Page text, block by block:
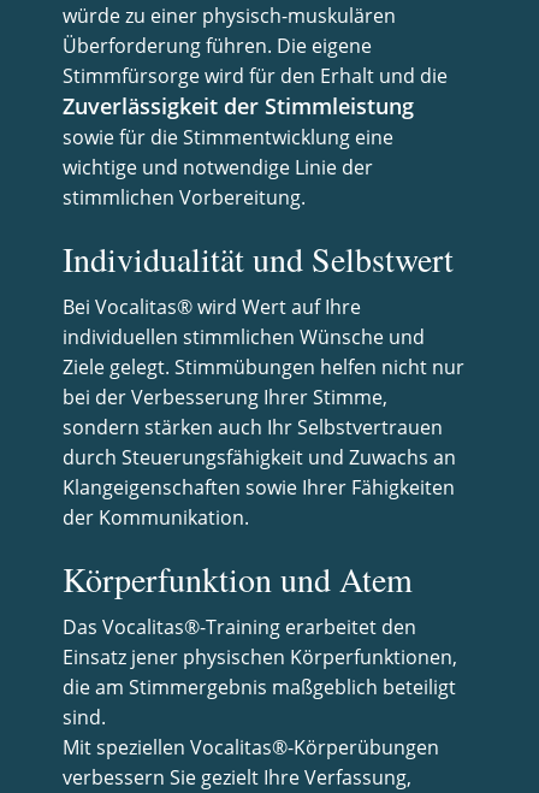
würde zu einer physisch-muskulären
Überforderung führen. Die eigene
Stimmfürsorge wird für den Erhalt und die
Zuverlässigkeit der Stimmleistung
sowie für die Stimmentwicklung eine
wichtige und notwendige Linie der
stimmlichen Vorbereitung.
Individualität und Selbstwert
Bei Vocalitas® wird Wert auf Ihre
individuellen stimmlichen Wünsche und
Ziele gelegt. Stimmübungen helfen nicht nur
bei der Verbesserung Ihrer Stimme,
sondern stärken auch Ihr Selbstvertrauen
durch Steuerungsfähigkeit und Zuwachs an
Klangeigenschaften sowie Ihrer Fähigkeiten
der Kommunikation.
Körperfunktion und Atem
Das Vocalitas®-Training erarbeitet den
Einsatz jener physischen Körperfunktionen,
die am Stimmergebnis maßgeblich beteiligt
sind.
Mit speziellen Vocalitas®-Körperübungen
verbessern Sie gezielt Ihre Verfassung,